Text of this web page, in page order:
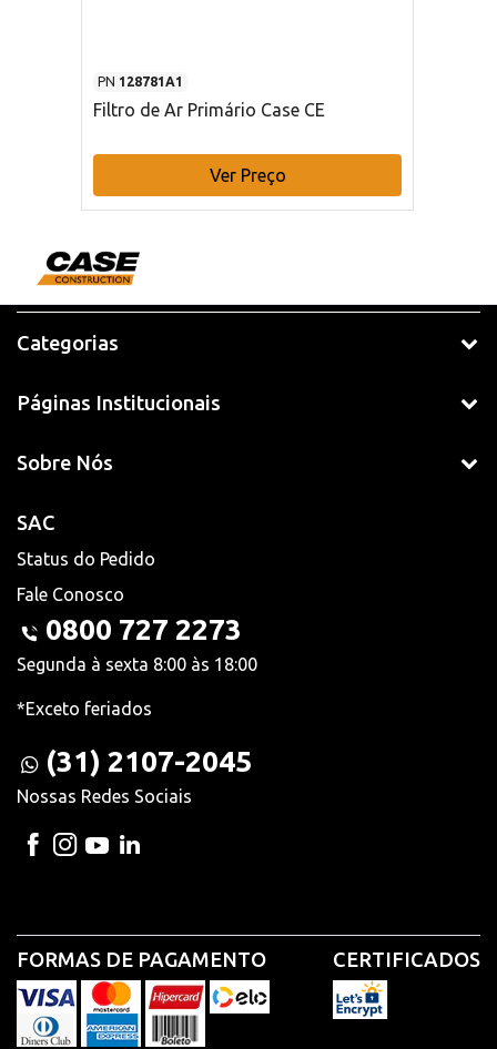
PN 128781A1
Filtro de Ar Primário Case CE
Ver Preço
Categorias
Páginas Institucionais
Sobre Nós
SAC
Status do Pedido
Fale Conosco
0800 727 2273
Segunda à sexta 8:00 às 18:00
*Exceto feriados
(31) 2107-2045
Nossas Redes Sociais
FORMAS DE PAGAMENTO CERTIFICADOS